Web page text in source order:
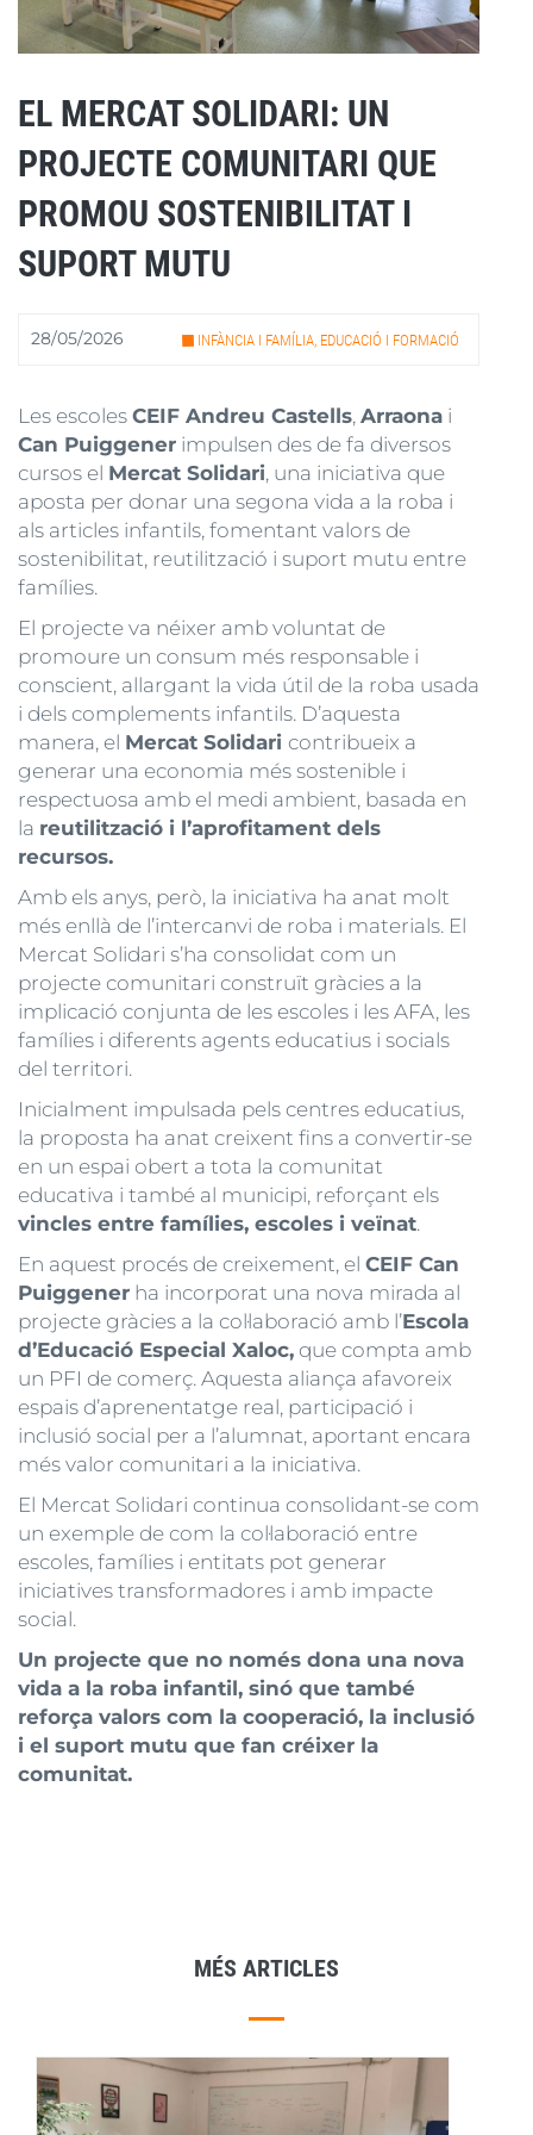
EL MERCAT SOLIDARI: UN
PROJECTE COMUNITARI QUE
PROMOU SOSTENIBILITAT I
SUPORT MUTU
28/05/2026 INFÀNCIA I FAMÍLIA, EDUCACIÓ I FORMACIÓ
Les escoles CEIF Andreu Castells, Arraona i
Can Puiggener impulsen des de fa diversos
cursos el Mercat Solidari, una iniciativa que
aposta per donar una segona vida a la roba i
als articles infantils, fomentant valors de
sostenibilitat, reutilització i suport mutu entre
famílies.
El projecte va néixer amb voluntat de
promoure un consum més responsable i
conscient, allargant la vida útil de la roba usada
i dels complements infantils. D’aquesta
manera, el Mercat Solidari contribueix a
generar una economia més sostenible i
respectuosa amb el medi ambient, basada en
la reutilització i l’aprofitament dels
recursos.
Amb els anys, però, la iniciativa ha anat molt
més enllà de l’intercanvi de roba i materials. El
Mercat Solidari s’ha consolidat com un
projecte comunitari construït gràcies a la
implicació conjunta de les escoles i les AFA, les
famílies i diferents agents educatius i socials
del territori.
Inicialment impulsada pels centres educatius,
la proposta ha anat creixent fins a convertir-se
en un espai obert a tota la comunitat
educativa i també al municipi, reforçant els
vincles entre famílies, escoles i veïnat.
En aquest procés de creixement, el CEIF Can
Puiggener ha incorporat una nova mirada al
projecte gràcies a la col·laboració amb l’Escola
d’Educació Especial Xaloc, que compta amb
un PFI de comerç. Aquesta aliança afavoreix
espais d’aprenentatge real, participació i
inclusió social per a l’alumnat, aportant encara
més valor comunitari a la iniciativa.
El Mercat Solidari continua consolidant-se com
un exemple de com la col·laboració entre
escoles, famílies i entitats pot generar
iniciatives transformadores i amb impacte
social.
Un projecte que no només dona una nova
vida a la roba infantil, sinó que també
reforça valors com la cooperació, la inclusió
i el suport mutu que fan créixer la
comunitat.
MÉS ARTICLES